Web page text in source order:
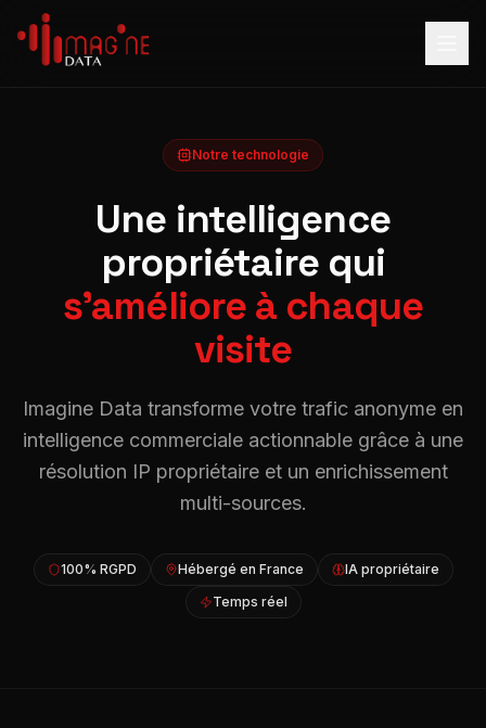
Notre technologie
Une intelligence
propriétaire qui
s'améliore à chaque
visite
Imagine Data transforme votre trafic anonyme en
intelligence commerciale actionnable grâce à une
résolution IP propriétaire et un enrichissement
multi-sources.
100% RGPD Hébergé en France
IA propriétaire
Temps réel